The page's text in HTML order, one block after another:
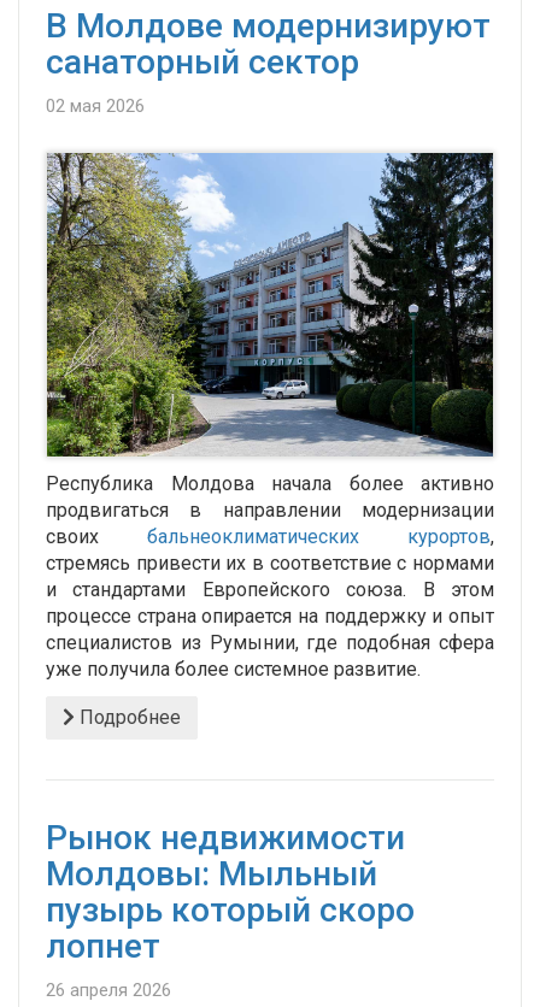
В Молдове модернизируют
санаторный сектор
02 мая 2026
Республика Молдова начала более активно
продвигаться в направлении модернизации
своих бальнеоклиматических курортов,
стремясь привести их в соответствие с нормами
и стандартами Европейского союза. В этом
процессе страна опирается на поддержку и опыт
специалистов из Румынии, где подобная сфера
уже получила более системное развитие.
Подробнее
Рынок недвижимости
Молдовы: Мыльный
пузырь который скоро
лопнет
26 апреля 2026